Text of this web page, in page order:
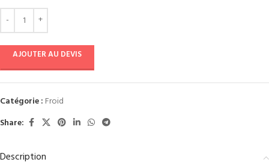
AJOUTER AU DEVIS
Catégorie : Froid
Share:
Description